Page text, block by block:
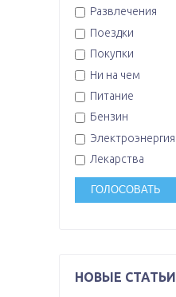
Развлечения
Поездки
Покупки
Ни на чем
Питание
Бензин
Электроэнергия
Лекарства
НОВЫЕ СТАТЬИ